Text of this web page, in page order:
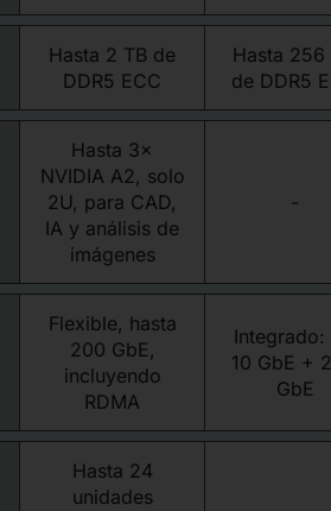
Hasta 2 TB de
DDR5 ECC
Hasta 256
de DDR5
Hasta 3×
NVIDIA A2, solo
2U, para CAD,
IA y análisis de
imágenes
-
Flexible, hasta
200 GbE,
incluyendo
RDMA
10 GbE +
GbE
Hasta 24
unidades